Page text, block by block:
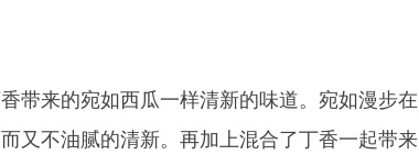
带来的宛如西瓜一样清新的味道。宛如漫步在
又不油腻的清新。再加上混合了丁香一起带来